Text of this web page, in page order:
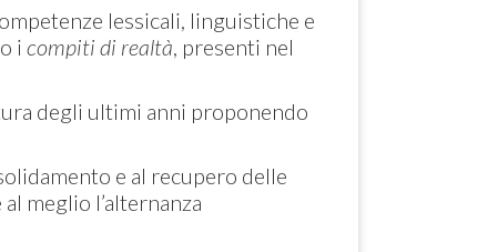
lessicali, linguistiche e
i compiti di realtà, presenti nel
degli ultimi anni proponendo
e al recupero delle
meglio l’alternanza